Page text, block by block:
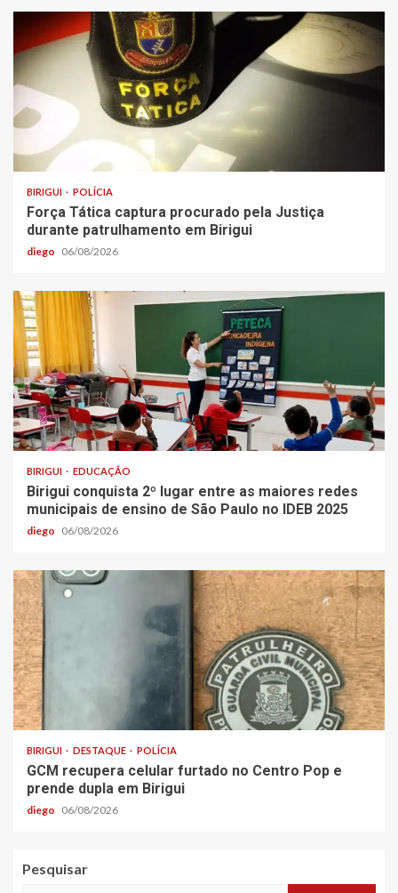
BIRIGUI POLÍCIA
Força Tática captura procurado pela Justiça
durante patrulhamento em Birigui
diego 06/08/2026
BIRIGUI EDUCAÇÃO
Birigui conquista 2º lugar entre as maiores redes
municipais de ensino de São Paulo no IDEB 2025
diego 06/08/2026
BIRIGUI DESTAQUE POLÍCIA
GCM recupera celular furtado no Centro Pop e
prende dupla em Birigui
diego 06/08/2026
Pesquisar